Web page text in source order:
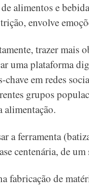
alimentos e
envolve
trazer mais
uma plataforma
chave em redes
grupos
alimentação.
a ferramenta
centenária, de
fabricação de